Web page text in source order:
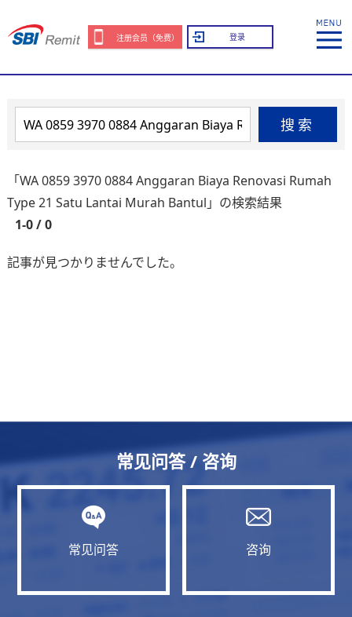
注册会员（免费） 登录
搜索
「WA 0859 3970 0884 Anggaran Biaya Renovasi Rumah
Type 21 Satu Lantai Murah Bantul」の検索結果
1-0 / 0
記事が見つかりませんでした。
常见问答 / 咨询
常见问答 咨询